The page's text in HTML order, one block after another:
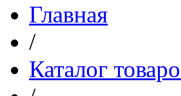
Главная
/
Каталог